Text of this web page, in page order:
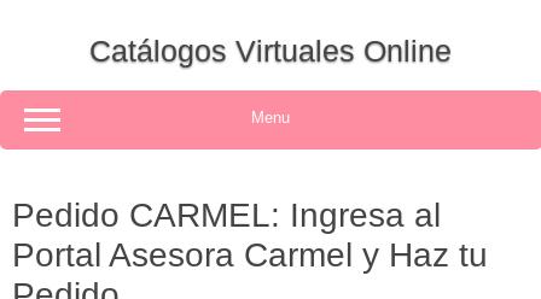
Catálogos Virtuales Online
Menu
Pedido CARMEL: Ingresa al
Portal Asesora Carmel y Haz tu